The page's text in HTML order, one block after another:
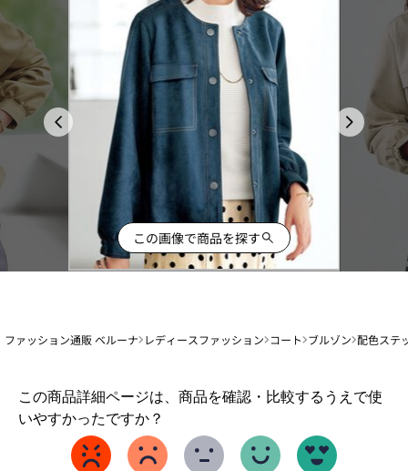
この画像で商品を探す
ファッション通販 ベルーナ レディースファッション コート ブルゾン 配色ステ
この商品詳細ページは、商品を確認・比較するうえで使
いやすかったですか？
1
か